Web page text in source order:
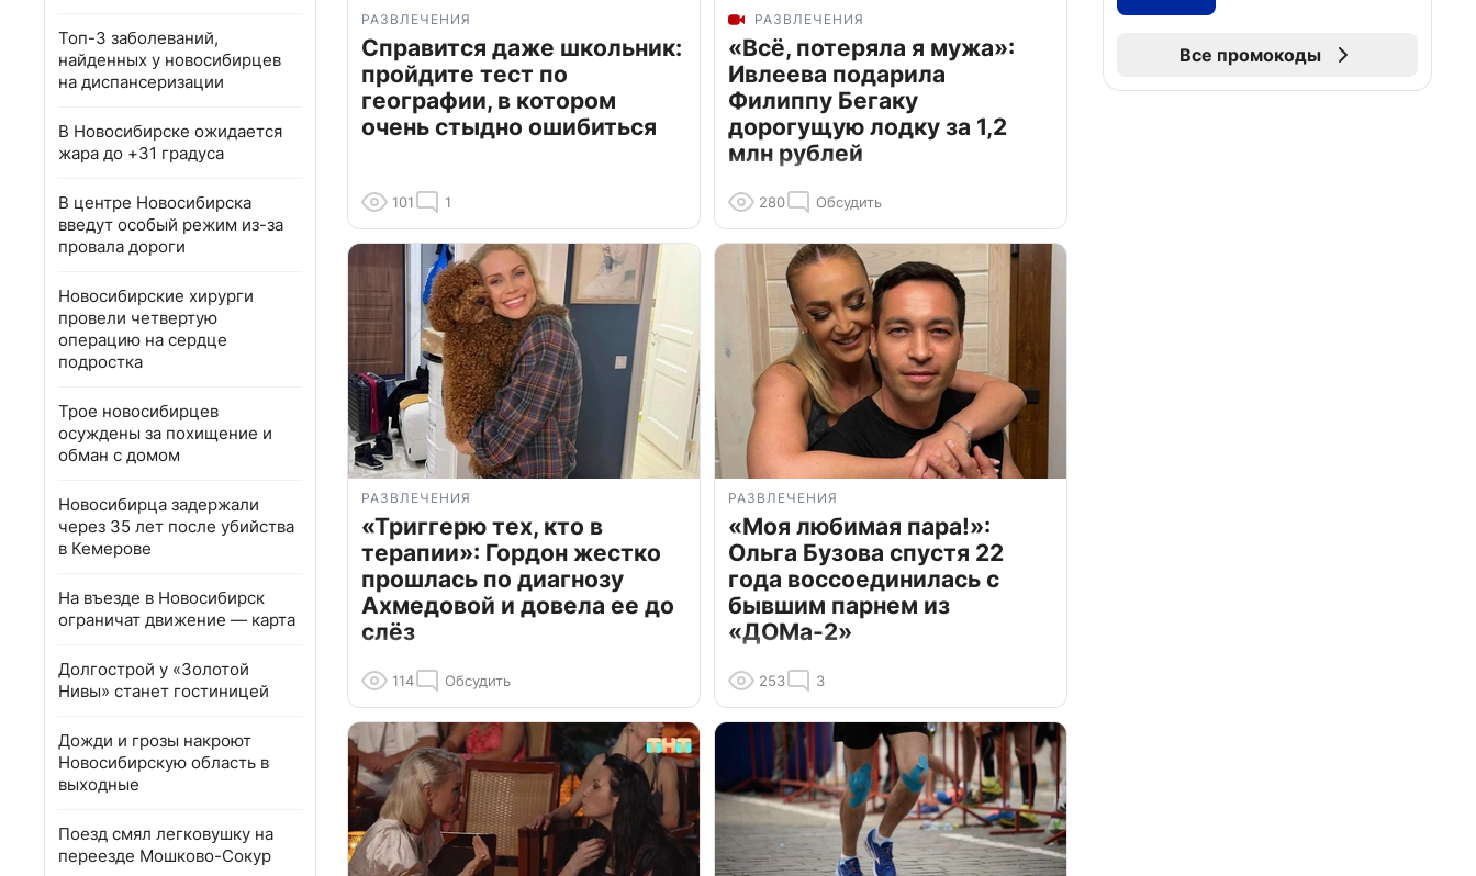
Топ-3 заболеваний,
найденных у новосибирцев
на диспансеризации
В Новосибирске ожидается
жара до +31 градуса
В центре Новосибирска
введут особый режим из-за
провала дороги
Новосибирские хирурги
провели четвертую
операцию на сердце
подростка
Трое новосибирцев
осуждены за похищение и
обман с домом
Новосибирца задержали
через 35 лет после убийства
в Кемерове
На въезде в Новосибирск
ограничат движение — карта
Долгострой у «Золотой
Нивы» станет гостиницей
Дожди и грозы накроют
Новосибирскую область в
выходные
Поезд смял легковушку на
переезде Мошково-Сокур
РАЗВЛЕЧЕНИЯ
Справится даже школьник:
пройдите тест по
географии, в котором
очень стыдно ошибиться
101 1
РАЗВЛЕЧЕНИЯ
«Всё, потеряла я мужа»:
Ивлеева подарила
Филиппу Бегаку
дорогущую лодку за 1,2
млн рублей
280 Обсудить
РАЗВЛЕЧЕНИЯ
«Триггерю тех, кто в
терапии»: Гордон жестко
прошлась по диагнозу
Ахмедовой и довела ее до
слёз
114 Обсудить
РАЗВЛЕЧЕНИЯ
«Моя любимая пара!»:
Ольга Бузова спустя 22
года воссоединилась с
бывшим парнем из
«ДОМа-2»
253 3
Все промокоды